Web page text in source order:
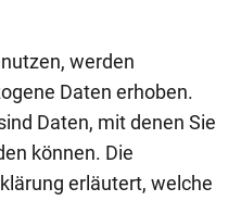
werden
Daten erhoben.
Daten, mit denen Sie
können. Die
erläutert, welche